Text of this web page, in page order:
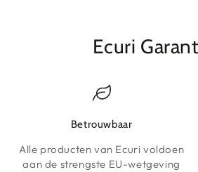
Ecuri
Betrouwbaar
Alle producten van Ecuri voldoen
aan de strengste EU-wetgeving